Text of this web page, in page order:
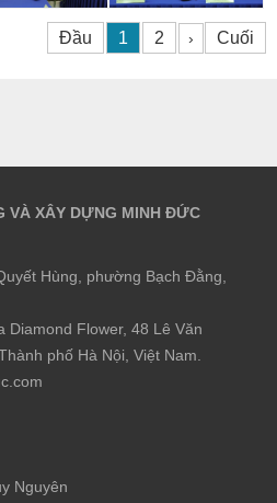
Đầu 1 2 › Cuối
VÀ XÂY DỰNG MINH ĐỨC
Hùng, phường Bạch Đằng,
Diamond Flower, 48 Lê Văn
phố Hà Nội, Việt Nam.
Nguyên